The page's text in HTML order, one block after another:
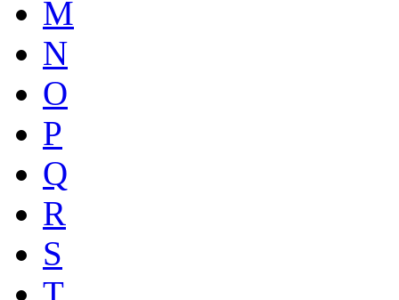
M
N
O
P
Q
R
S